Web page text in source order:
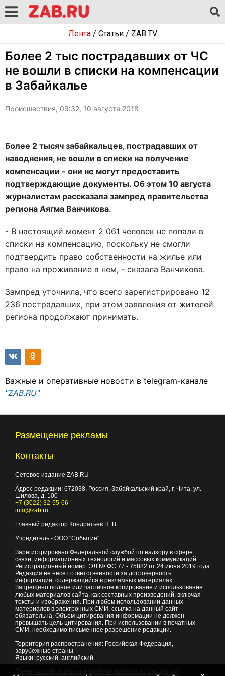
Лента/ Статьи/ ZAB.TV
Более 2 тыс пострадавших от ЧС
не вошли в списки на компенсации
в Забайкалье
Происшествия, 09:32, 10 августа 2018
Более 2 тысяч забайкальцев, пострадавших от
наводнения, не вошли в списки на получение
компенсации - они не могут предоставить
подтверждающие документы. Об этом 10 августа
журналистам рассказала зампред правительства
региона Аягма Ванчикова.
- В настоящий момент 2 061 человек не попали в
списки на компенсацию, поскольку не смогли
подтвердить право собственности на жилье или
право на проживание в нем, - сказала Ванчикова.
Зампред уточнила, что всего зарегистрировано 12
236 пострадавших, при этом заявления от жителей
региона продолжают принимать.
Важные и оперативные новости в telegram-канале
"ZAB.RU"
Размещение рекламы
Контакты
Сетевое издание ZAB.RU
Адрес редакции: 672038, Россия, Забайкальский край, г. Чита, ул.
Шилова, д. 100
+7 (3022) 32-55-66
info@zab.ru
Главный редактор Кондратьев Н. В.
Учредитель - ООО "Событие"
Зарегистрировано Федеральной службой по надзору в сфере
связи, информационных технологий и массовых коммуникаций.
Регистрационный номер: ЭЛ № ФС 77 - 75882 от 24 июня 2019 года
Редакция не несет ответственности за достоверность
информации, содержащейся в рекламных материалах
Запрещено полное или частичное копирование и использование
любых материалов сайта, как составных произведений, включая
тексты и изображения. При любом использовании данных
материалов в электронных СМИ, ссылка на данный сайт
обязательна. Объем цитирования информации не должен
превышать цель цитирования. При использовании в печатных
СМИ, необходимо письменное разрешение редакции.
Территория распространения: Российская Федерация,
зарубежные страны
Языки: русский, английский